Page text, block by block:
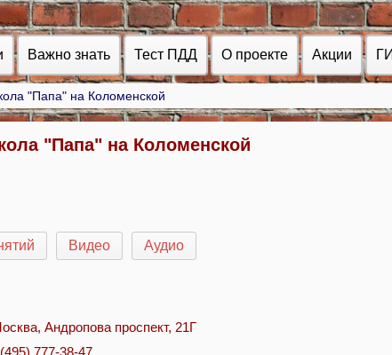
Важно знать Тест ПДД О проекте Акции
"Папа" на Коломенской
"Папа" на Коломенской
Видео Аудио
Андропова проспект, 21Г
777-38-47